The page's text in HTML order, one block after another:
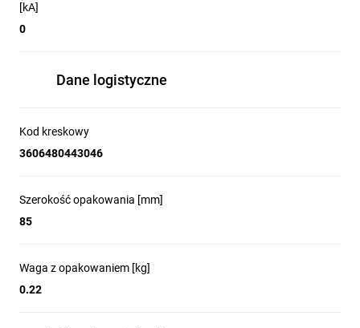
[kA]
0
Dane logistyczne
Kod kreskowy
3606480443046
Szerokość opakowania [mm]
85
Waga z opakowaniem [kg]
0.22